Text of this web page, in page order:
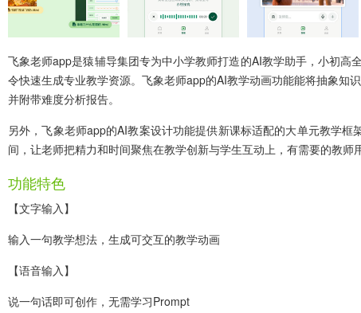
飞象老师app是猿辅导集团专为中小学教师打造的AI教学助手，小初高
令快速生成专业教学资源。飞象老师app的AI教学动画功能能将抽象知
并附带难度分析报告。
另外，飞象老师app的AI教案设计功能提供新课标适配的大单元教学
间，让老师把精力和时间聚焦在教学创新与学生互动上，有需要的教师
功能特色
【文字输入】
输入一句教学想法，生成可交互的教学动画
【语音输入】
说一句话即可创作，无需学习Prompt